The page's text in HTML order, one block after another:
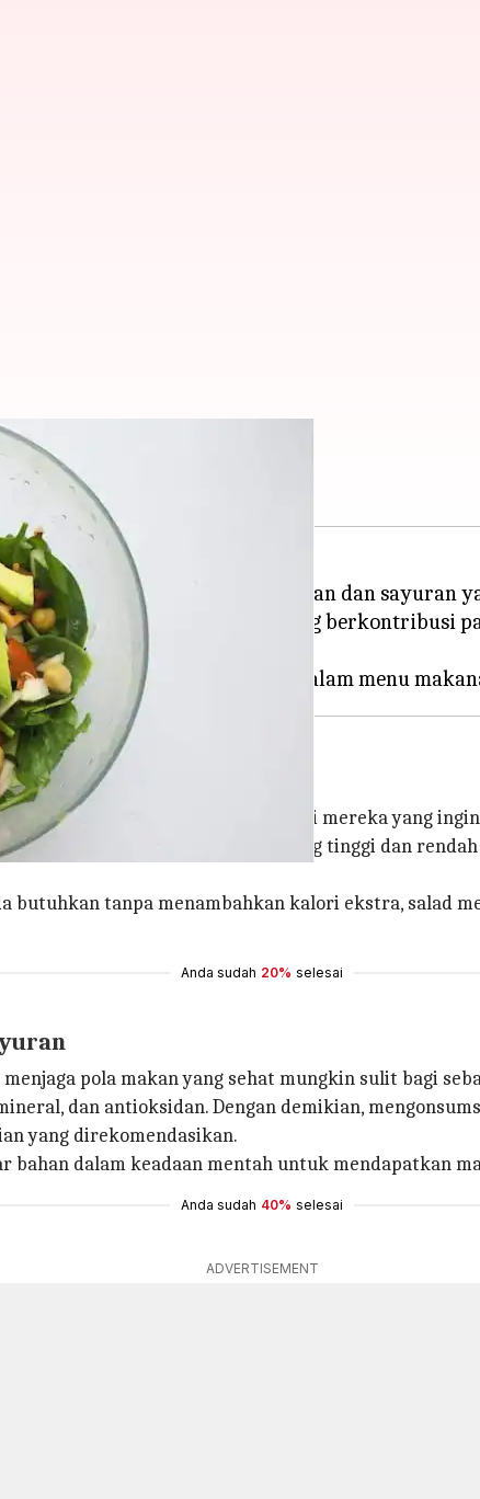
sering makan salad
menyegarkan dari buah-buahan dan sayuran
salad adalah sumber nutrisi yang berkontribusi
lebih kuat.
menjadi langkah strategis bagi mereka yang
dengan kandungan nutrisi yang tinggi dan
butuhkan tanpa menambahkan kalori ekstra, salad
Anda sudah 20% selesai
pola makan yang sehat mungkin sulit bagi
dan antioksidan. Dengan demikian,
yang direkomendasikan.
bahan dalam keadaan mentah untuk mendapatkan
Anda sudah 40% selesai
ADVERTISEMENT